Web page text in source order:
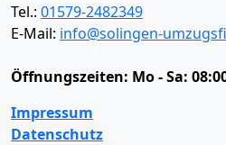
Tel.: 01579-2482349
E-Mail: info@solingen-
Öffnungszeiten: Mo - Sa:
Impressum
Datenschutz